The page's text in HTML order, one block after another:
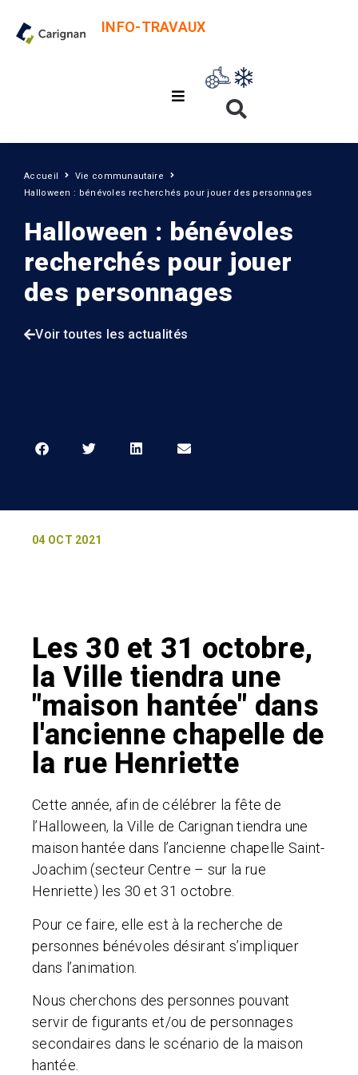
INFO-TRAVAUX
Accueil
Vie communautaire
Halloween : bénévoles recherchés pour jouer des personnages
Halloween : bénévoles
recherchés pour jouer
des personnages
Voir toutes les actualités
04 OCT 2021
Les 30 et 31 octobre,
la Ville tiendra une
"maison hantée" dans
l'ancienne chapelle de
la rue Henriette
Cette année, afin de célébrer la fête de
l’Halloween, la Ville de Carignan tiendra une
maison hantée dans l’ancienne chapelle Saint-
Joachim (secteur Centre – sur la rue
Henriette) les 30 et 31 octobre.
Pour ce faire, elle est à la recherche de
personnes bénévoles désirant s’impliquer
dans l’animation.
Nous cherchons des personnes pouvant
servir de figurants et/ou de personnages
secondaires dans le scénario de la maison
hantée.